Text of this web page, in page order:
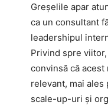
Greșelile apar
ca un consultant
leadershipul
Privind spre
convinsă că
relevant, mai
scale-up-uri și